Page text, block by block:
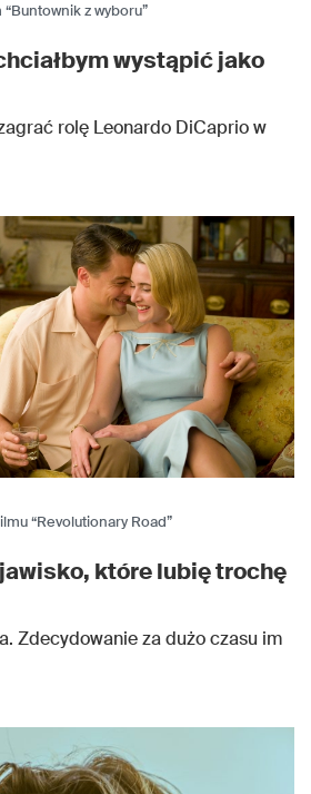
“Buntownik z wyboru”
wystąpić jako
rolę Leonardo DiCaprio w
“Revolutionary Road”
które lubię trochę
Zdecydowanie za dużo czasu im